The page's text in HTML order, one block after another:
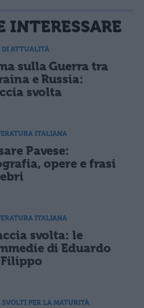
INTERESSARE
DI ATTUALITÀ
sulla Guerra tra
e Russia:
svolta
ITALIANA
Pavese:
opere e frasi
ITALIANA
svolta: le
di Eduardo
Filippo
PER LA MATURITÀ